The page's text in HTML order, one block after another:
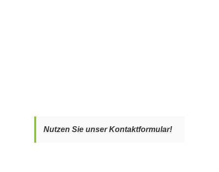
Nutzen Sie unser Kontaktformular!